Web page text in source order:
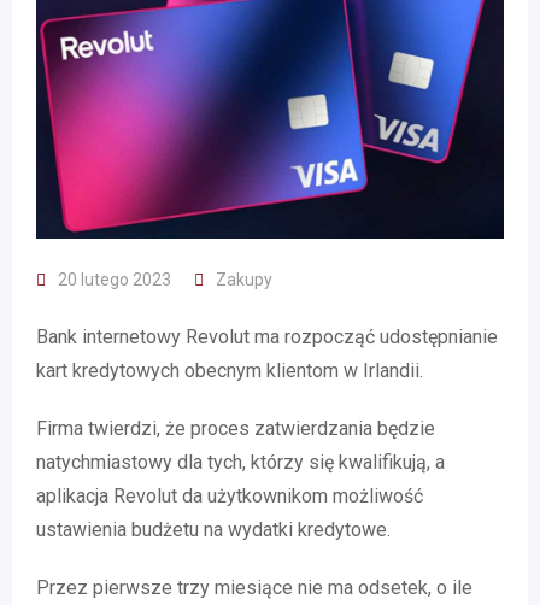
20 lutego 2023 Zakupy
Bank internetowy Revolut ma rozpocząć udostępnianie
kart kredytowych obecnym klientom w Irlandii.
Firma twierdzi, że proces zatwierdzania będzie
natychmiastowy dla tych, którzy się kwalifikują, a
aplikacja Revolut da użytkownikom możliwość
ustawienia budżetu na wydatki kredytowe.
Przez pierwsze trzy miesiące nie ma odsetek, o ile